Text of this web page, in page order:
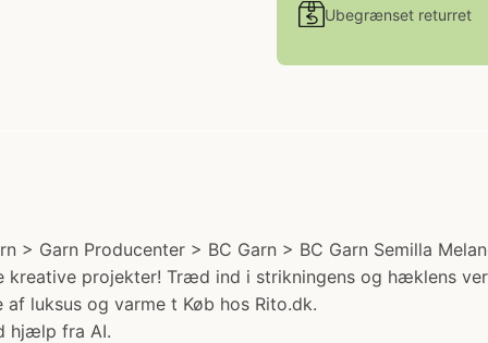
Ubegrænset returret
> Garn Producenter > BC Garn > BC Garn Semilla
projekter! Træd ind i strikningens og hæklens
luksus og varme t Køb hos Rito.dk.
hjælp fra AI.